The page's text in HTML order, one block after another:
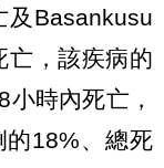
及Basankusu
亡，該疾病的
時內死亡，
的18%、總死